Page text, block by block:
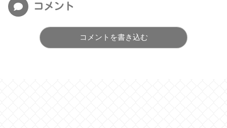
コメント
コメントを書き込む